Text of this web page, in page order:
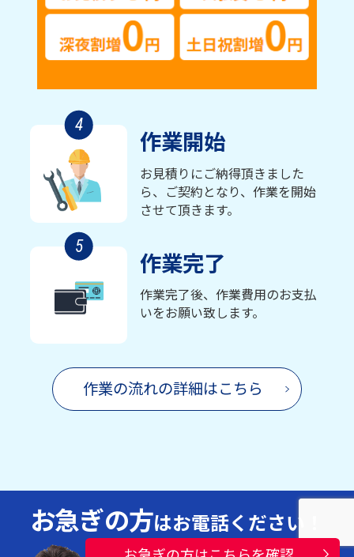
4
作業開始
お見積りにご納得頂きました
ら、ご契約となり、作業を開始
させて頂きます。
5
作業完了
作業完了後、作業費用のお支払
いをお願い致します。
作業の流れの詳細はこちら
お急ぎの方はお電話ください！